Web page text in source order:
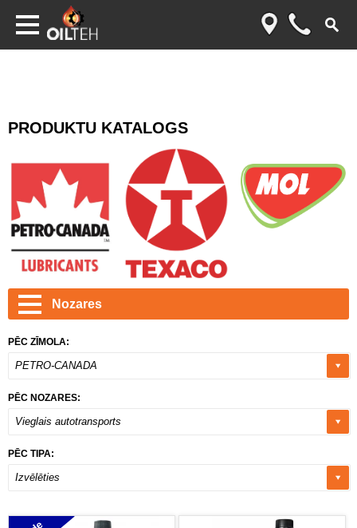
PRODUKTU KATALOGS
Nozares
PĒC ZĪMOLA:
PETRO-CANADA
PĒC NOZARES:
Vieglais autotransports
PĒC TIPA:
Izvēlēties